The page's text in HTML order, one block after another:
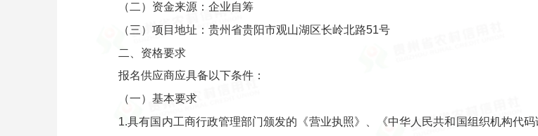
（二）资金来源：企业自筹
（三）项目地址：贵州省贵阳市观山湖区长岭北路51号
二、资格要求
报名供应商应具备以下条件：
（一）基本要求
1.具有国内工商行政管理部门颁发的《营业执照》、《中华人民共和国组织机构代